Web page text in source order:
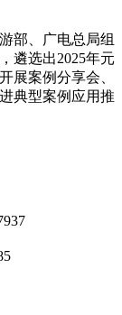
部、广电总局组
遴选出2025年元
展案例分享会、
典型案例应用推